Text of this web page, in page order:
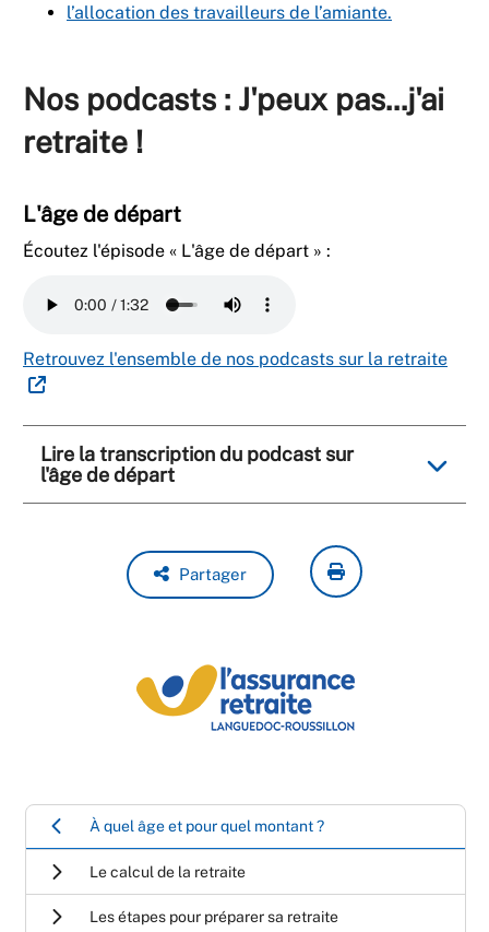
l’allocation des travailleurs de l’amiante.
Nos podcasts : J'peux pas...j'ai
retraite !
L'âge de départ
Écoutez l'épisode « L'âge de départ » :
Retrouvez l'ensemble de nos podcasts sur la retraite
Lire la transcription du podcast sur
l'âge de départ
Partager
À quel âge et pour quel montant ?
Le calcul de la retraite
Les étapes pour préparer sa retraite